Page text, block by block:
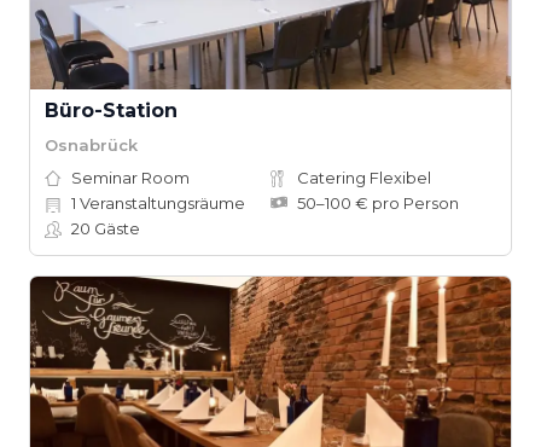
Büro-Station
Osnabrück
Seminar Room
Catering Flexibel
1 Veranstaltungsräume
50–100 € pro Person
20 Gäste